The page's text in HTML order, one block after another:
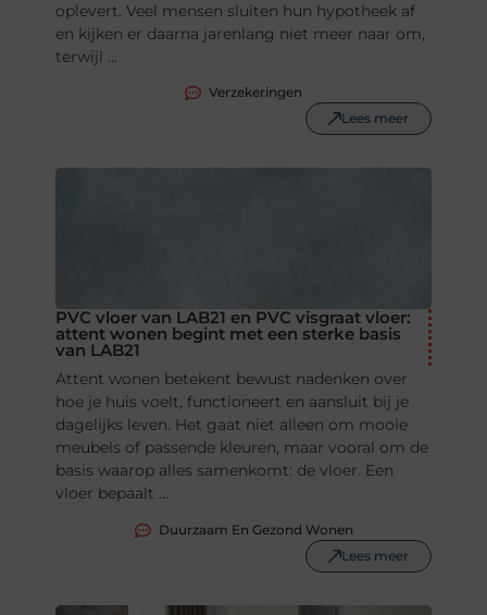
oplevert. Veel mensen sluiten hun hypotheek af
en kijken er daarna jarenlang niet meer naar om,
terwijl ...
Verzekeringen
Lees meer
PVC vloer van LAB21 en PVC visgraat vloer:
attent wonen begint met een sterke basis
van LAB21
Attent wonen betekent bewust nadenken over
hoe je huis voelt, functioneert en aansluit bij je
dagelijks leven. Het gaat niet alleen om mooie
meubels of passende kleuren, maar vooral om de
basis waarop alles samenkomt: de vloer. Een
vloer bepaalt ...
Duurzaam En Gezond Wonen
Lees meer